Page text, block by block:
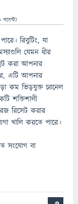
পয়েন্ট)
রিবুটিং, যা
যেমন ধীর
করা আপনার
এটি আপনার
কম ভিড়যুক্ত চ্যানেল
শক্তিশালী
রিসেট করার
খালি করতে পারে।
সংযোগ বা